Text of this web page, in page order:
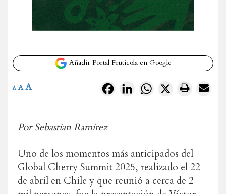
Añadir Portal Frutícola en Google
FacebookLinkedInWhatsApp
X
A A A
Por Sebastían Ramírez
Uno de los momentos más anticipados del
Global Cherry Summit 2025, realizado el 22
de abril en Chile y que reunió a cerca de 2